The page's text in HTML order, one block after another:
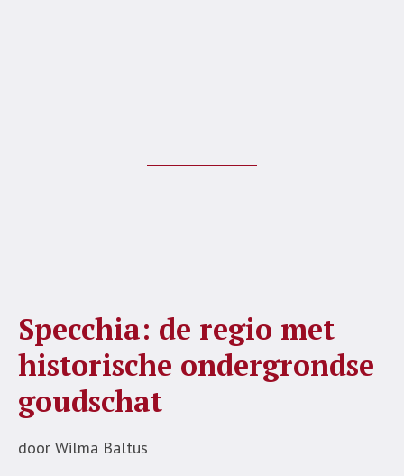
Specchia: de regio met
historische ondergrondse
goudschat
door Wilma Baltus